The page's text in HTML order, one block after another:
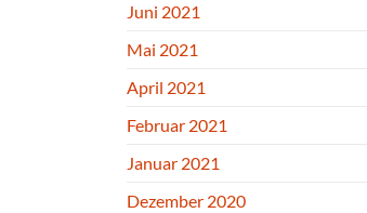
Juni 2021
Mai 2021
April 2021
Februar 2021
Januar 2021
Dezember 2020